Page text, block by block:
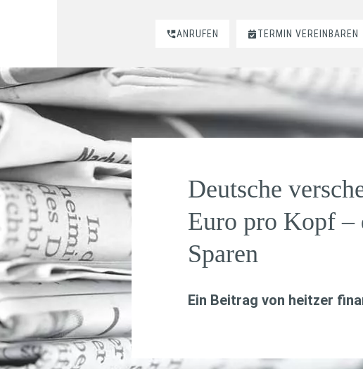
ANRUFEN TERMIN VEREINBAREN
Deutsche
Euro pro Kopf –
Sparen
Ein Beitrag von heitzer